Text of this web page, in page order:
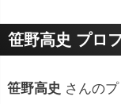
笹野高史 プロ
笹野高史 さんの